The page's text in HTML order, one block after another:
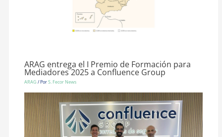
ARAG entrega el I Premio de Formación para
Mediadores 2025 a Confluence Group
ARAG / PorS. Fecor News